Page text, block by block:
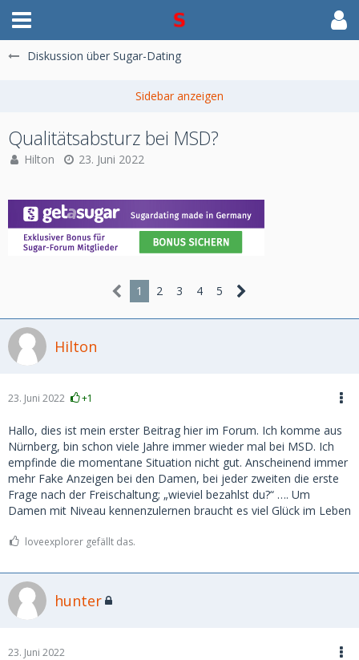
Diskussion über Sugar-Dating
Qualitätsabsturz bei MSD?
Hilton 23. Juni 2022
1 2 3 4 5
Hilton
23. Juni 2022 +1
Hallo, dies ist mein erster Beitrag hier im Forum. Ich komme aus
Nürnberg, bin schon viele Jahre immer wieder mal bei MSD. Ich
empfinde die momentane Situation nicht gut. Anscheinend immer
mehr Fake Anzeigen bei den Damen, bei jeder zweiten die erste
Frage nach der Freischaltung; „wieviel bezahlst du?“ …. Um
Damen mit Niveau kennenzulernen braucht es viel Glück im Leben
loveexplorer gefällt das.
hunter
23. Juni 2022